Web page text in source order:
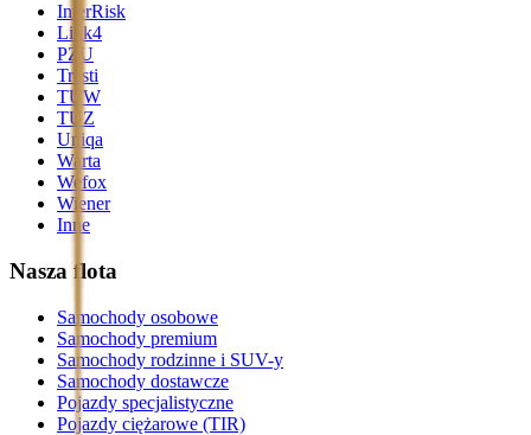
InterRisk
Link4
PZU
Trasti
TUW
TUZ
Uniqa
Warta
Wefox
Wiener
Inne
Nasza flota
Samochody osobowe
Samochody premium
Samochody rodzinne i SUV-y
Samochody dostawcze
Pojazdy specjalistyczne
Pojazdy ciężarowe (TIR)